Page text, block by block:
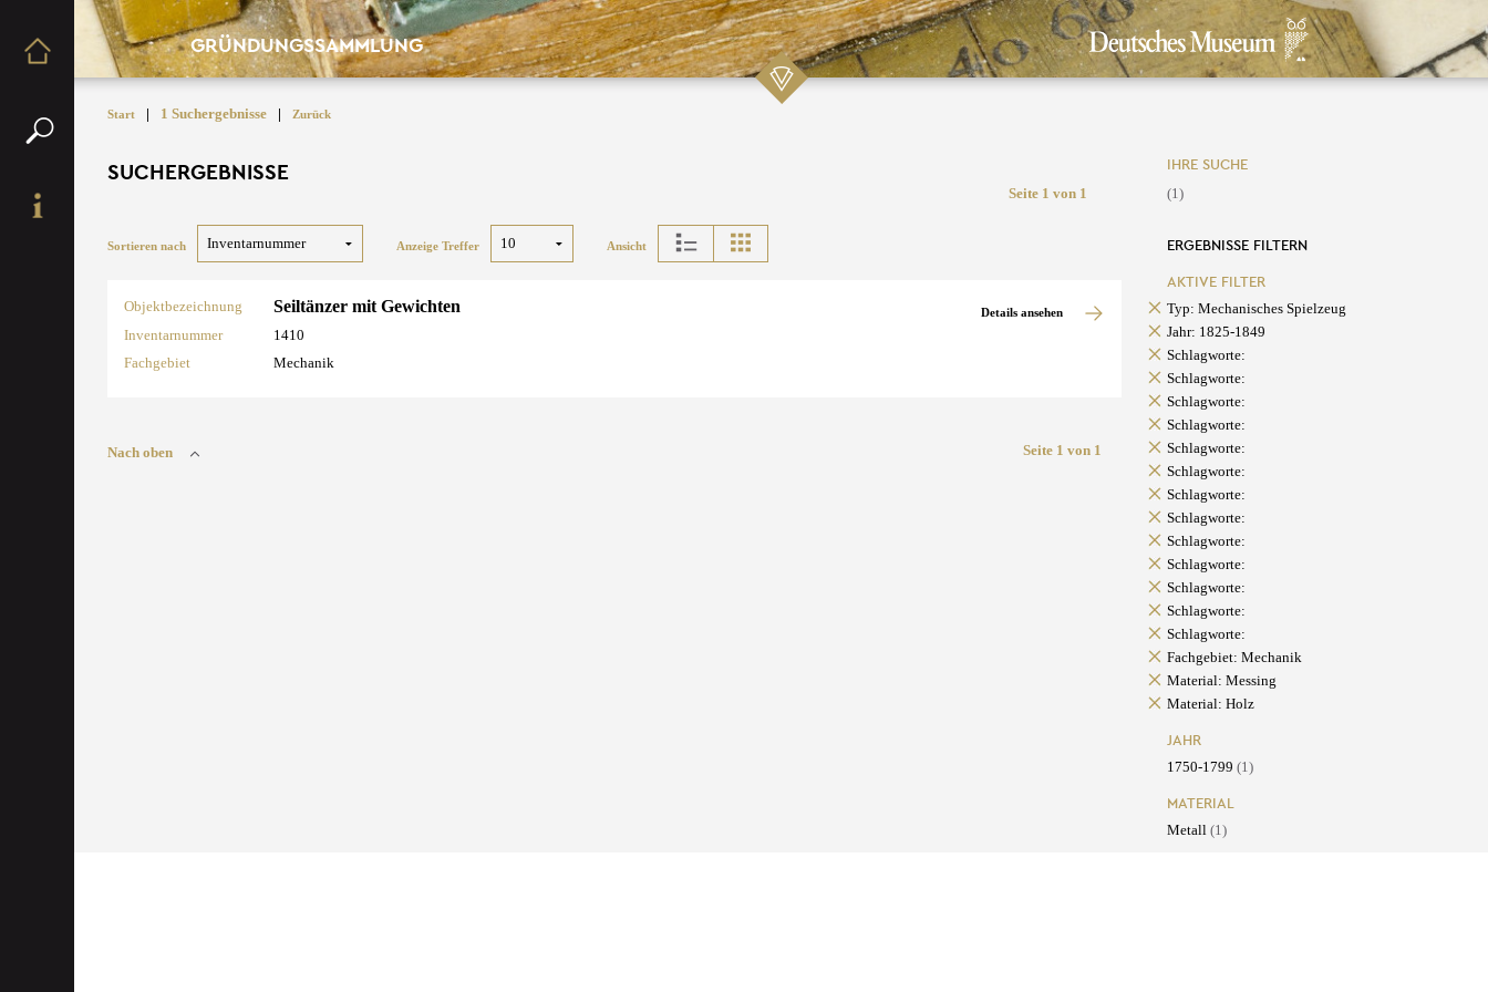
GRÜNDUNGSSAMMLUNG
Start | 1 Suchergebnisse | Zurück
SUCHERGEBNISSE
Seite 1 von 1
Sortieren nach Anzeige Treffer Ansicht
Objektbezeichnung Seiltänzer mit Gewichten
Inventarnummer
1410
Fachgebiet
Mechanik
Details ansehen
Nach oben Seite 1 von 1
IHRE SUCHE
(1)
ERGEBNISSE FILTERN
AKTIVE FILTER
Typ: Mechanisches Spielzeug
Jahr: 1825-1849
Schlagworte:
Schlagworte:
Schlagworte:
Schlagworte:
Schlagworte:
Schlagworte:
Schlagworte:
Schlagworte:
Schlagworte:
Schlagworte:
Schlagworte:
Schlagworte:
Schlagworte:
Fachgebiet: Mechanik
Material: Messing
Material: Holz
JAHR
1750-1799 (1)
MATERIAL
Metall (1)